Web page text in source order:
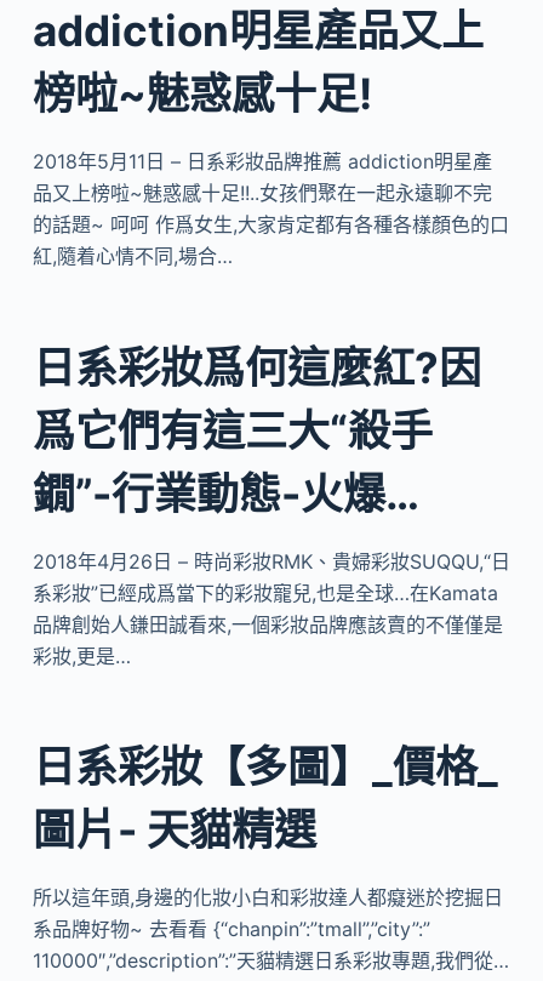
addiction明星產品又上
榜啦~魅惑感十足!
2018年5月11日 – 日系彩妝品牌推薦 addiction明星產
品又上榜啦~魅惑感十足!!..女孩們聚在一起永遠聊不完
的話題~ 呵呵 作爲女生,大家肯定都有各種各樣顏色的口
紅,隨着心情不同,場合…
日系彩妝爲何這麼紅?因
爲它們有這三大“殺手
鐗”-行業動態-火爆…
2018年4月26日 – 時尚彩妝RMK、貴婦彩妝SUQQU,“日
系彩妝”已經成爲當下的彩妝寵兒,也是全球…在Kamata
品牌創始人鎌田誠看來,一個彩妝品牌應該賣的不僅僅是
彩妝,更是…
日系彩妝【多圖】_價格_
圖片- 天貓精選
所以這年頭,身邊的化妝小白和彩妝達人都癡迷於挖掘日
系品牌好物~ 去看看 {“chanpin”:”tmall”,”city”:”
110000″,”description”:”天貓精選日系彩妝專題,我們從…